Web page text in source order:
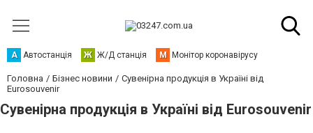
А Автостанція Ж Ж/Д станція М Монітор коронавірусу
Головна Бізнес новини
Сувенірна продукція в Україні від
Eurosouvenir
Сувенірна продукція в Україні від Eurosouvenir